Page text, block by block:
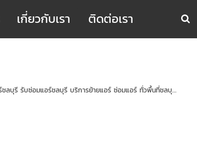
เกี่ยวกับเรา ติดต่อเรา
ลบุรี รับซ่อมแอร์ชลบุรี บริการย้ายแอร์ ซ่อมแอร์ ทั่วพื้นที่ชลบุ...